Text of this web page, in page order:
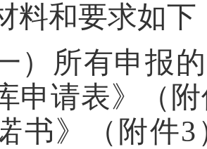
料和要求如下
）所有申报
申请表》（
书》（附件3